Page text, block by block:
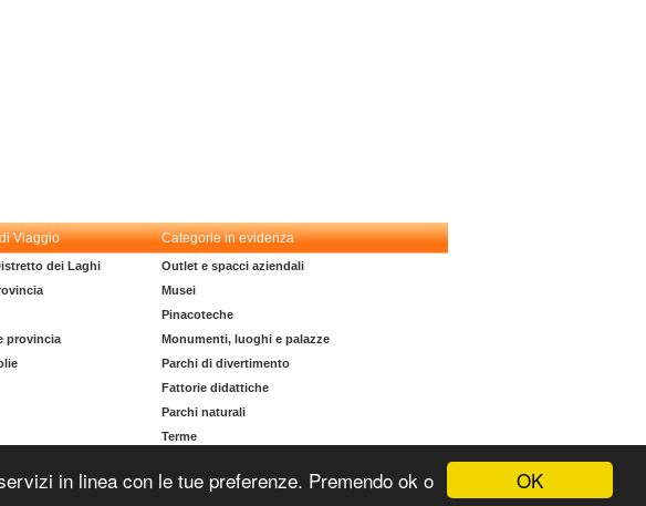
OK
in linea con le tue preferenze. Premendo ok o
Viaggio Categorie in evidenza
dei Laghi
provincia
Outlet e spacci aziendali
Musei
Pinacoteche
Monumenti, luoghi e palazze
Parchi di divertimento
Fattorie didattiche
Parchi naturali
Terme
Tutti i diritti riservati.